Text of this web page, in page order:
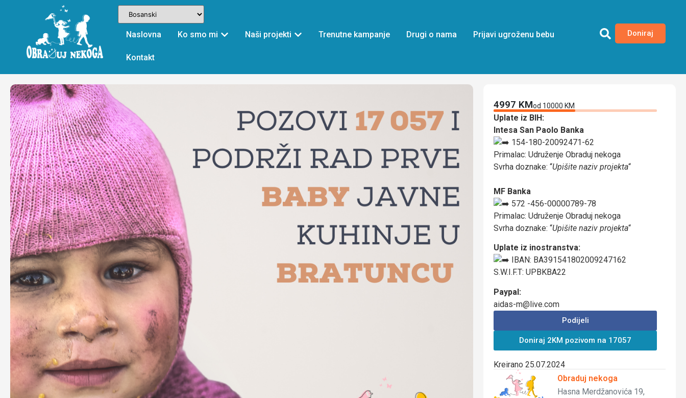
Naslovna Ko smo mi Naši projekti Trenutne kampanje Drugi o nama Prijavi ugroženu bebu
Kontakt
Doniraj
4997 KMod 10000 KM
Uplate iz BIH:
Intesa San Paolo Banka
154-180-20092471-62
Primalac: Udruženje Obraduj nekoga
Svrha doznake: “Upišite naziv projekta“
MF Banka
572 -456-00000789-78
Primalac: Udruženje Obraduj nekoga
Svrha doznake: “Upišite naziv projekta“
Uplate iz inostranstva:
IBAN: BA391541802009247162
S.W.I.F.T: UPBKBA22
Paypal:
aidas-m@live.com
Podijeli
Doniraj 2KM pozivom na 17057
Kreirano 25.07.2024
Obraduj nekoga
Hasna Merdžanovića 19,